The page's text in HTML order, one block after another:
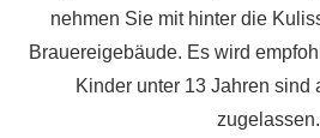
nehmen Sie mit hinter die
Brauereigebäude. Es wird
Kinder unter 13 Jahren sind
zugelassen.